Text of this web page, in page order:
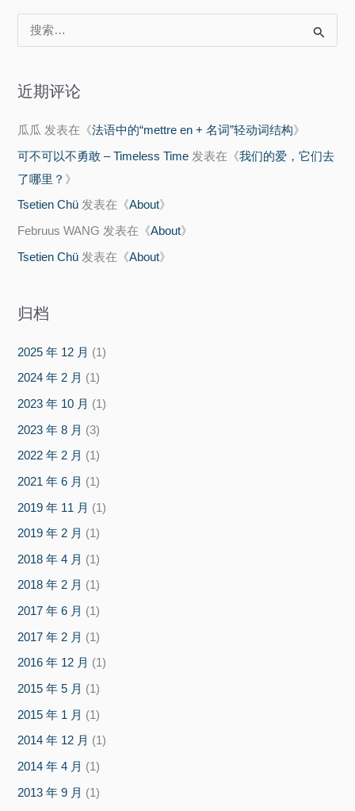
索
近期评论
瓜瓜 发表在《法语中的“mettre en + 名词”轻动词结构》
可不可以不勇敢 – Timeless Time 发表在《我们的爱，它们去
了哪里？ 》
Tsetien Chü 发表在《About》
Februus WANG 发表在《About》
Tsetien Chü 发表在《About》
归档
2025 年 12 月 (1)
2024 年 2 月 (1)
2023 年 10 月 (1)
2023 年 8 月 (3)
2022 年 2 月 (1)
2021 年 6 月 (1)
2019 年 11 月 (1)
2019 年 2 月 (1)
2018 年 4 月 (1)
2018 年 2 月 (1)
2017 年 6 月 (1)
2017 年 2 月 (1)
2016 年 12 月 (1)
2015 年 5 月 (1)
2015 年 1 月 (1)
2014 年 12 月 (1)
2014 年 4 月 (1)
2013 年 9 月 (1)